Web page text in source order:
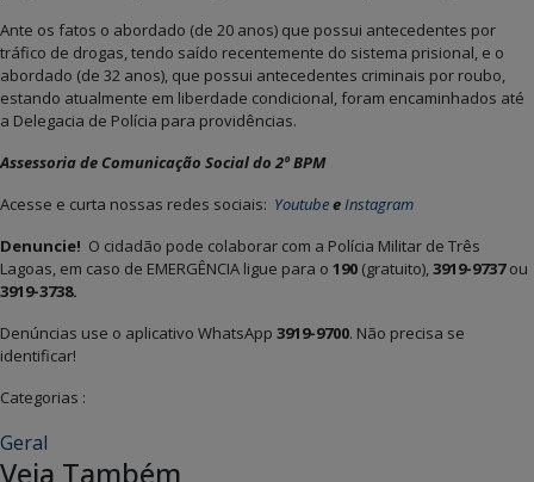
Ante os fatos o abordado (de 20 anos) que possui antecedentes por
tráfico de drogas, tendo saído recentemente do sistema prisional, e o
abordado (de 32 anos), que possui antecedentes criminais por roubo,
estando atualmente em liberdade condicional, foram encaminhados até
a Delegacia de Polícia para providências.
Assessoria de Comunicação Social do 2º BPM
Acesse e curta nossas redes sociais: YoutubeeInstagram
Denuncie! O cidadão pode colaborar com a Polícia Militar de Três
Lagoas, em caso de EMERGÊNCIA ligue para o 190 (gratuito),3919-9737ou
3919-3738.
Denúncias use o aplicativo WhatsApp 3919-9700. Não precisa se
identificar!
Categorias :
Geral
Veja Também